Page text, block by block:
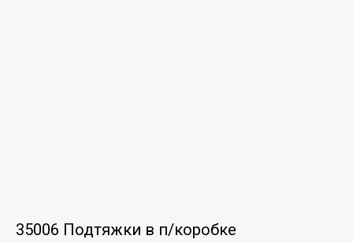
35006 Подтяжки в п/коробке